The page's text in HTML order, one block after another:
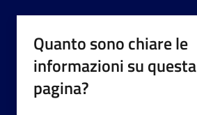
Quanto sono chiare le
informazioni su questa
pagina?